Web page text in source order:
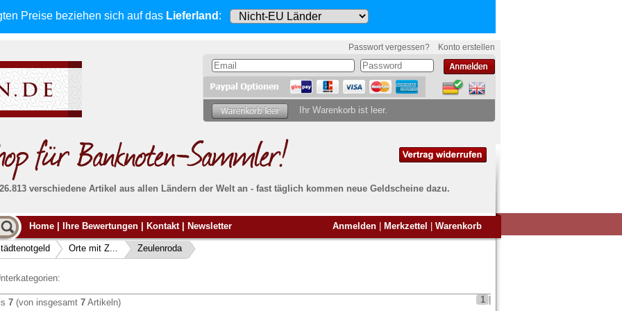
Preise beziehen sich auf das Lieferland :
Passwort vergessen? Konto erstellen
Ihr Warenkorb ist leer.
verschiedene Artikel aus allen Ländern der Welt an - fast täglich kommen neue Geldscheine dazu.
Alle Lieferungen, auch ins Ausland, werden
von uns voll versichert. Sie habenkein Risiko
falls die Sendung verloren geht oder beschädigt
wird.
Absolute Zuverlässigkeit:
Banknoten
Möchten Sie Banknoten
verkaufen?
Home Ihre Bewertungen Kontakt Newsletter Anmelden Merkzettel Warenkorb
Orte mit Z... Zeulenroda
7 (von insgesamt 7 Artikeln) 1